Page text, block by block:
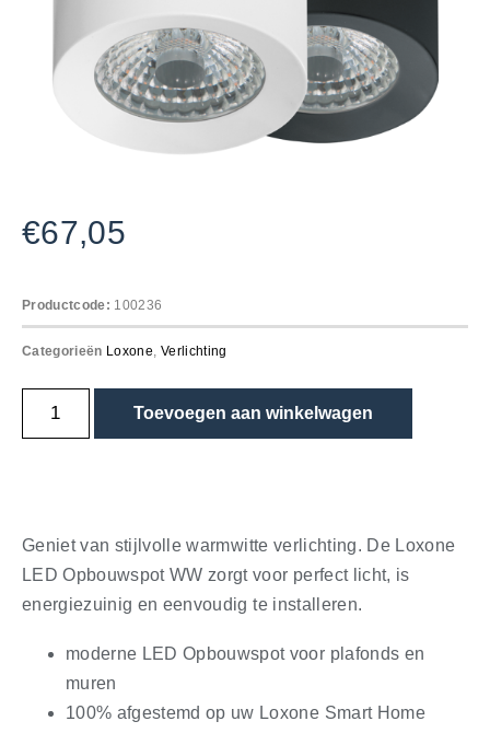
€67,05
Productcode: 100236
Categorieën Loxone, Verlichting
Toevoegen aan winkelwagen
Geniet van stijlvolle warmwitte verlichting. De Loxone
LED Opbouwspot WW zorgt voor perfect licht, is
energiezuinig en eenvoudig te installeren.
moderne LED Opbouwspot voor plafonds en
muren
100% afgestemd op uw Loxone Smart Home